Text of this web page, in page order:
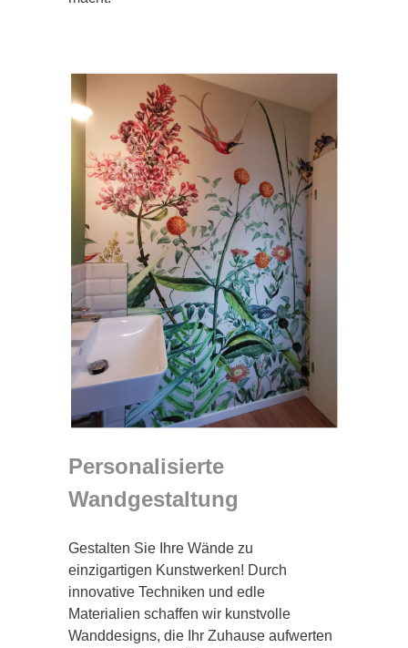
Personalisierte
Wandgestaltung
Gestalten Sie Ihre Wände zu
einzigartigen Kunstwerken! Durch
innovative Techniken und edle
Materialien schaffen wir kunstvolle
Wanddesigns, die Ihr Zuhause aufwerten